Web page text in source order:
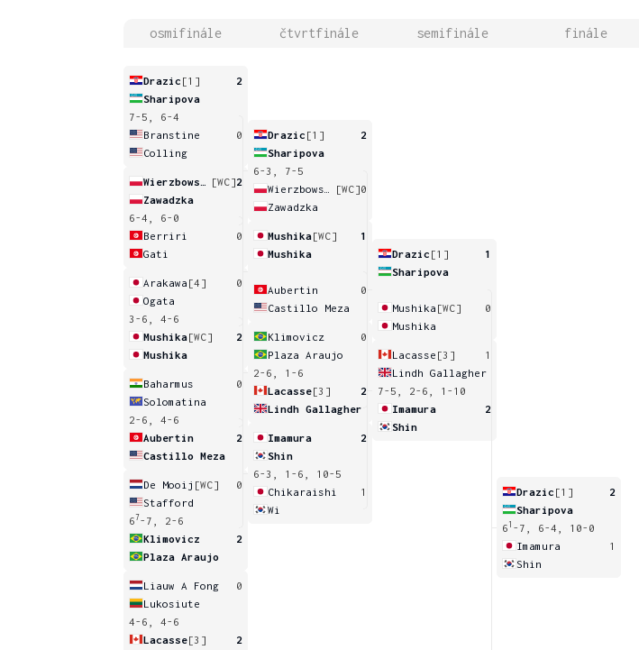
osmifinále čtvrtfinále semifinále finále
Drazic [1]
2
Sharipova
7-5, 6-4
Branstine
0
Colling
[WC]2
Zawadzka
6-4, 6-0
Berriri
0
Gati
Arakawa [4]
0
Ogata
3-6, 4-6
Mushika[WC]
2
Mushika
Baharmus
0
Solomatina
2-6, 4-6
Aubertin
2
Castillo Meza
De Mooij [WC]
0
Stafford
67-7, 2-6
Klimovicz
2
Plaza Araujo
Liauw A Fong
0
Lukosiute
4-6, 4-6
Lacasse[3]
2
Drazic [1]
2
Sharipova
6-3, 7-5
[WC]0
Zawadzka
Mushika[WC]
1
Mushika
Aubertin
0
Castillo Meza
Klimovicz
0
Plaza Araujo
2-6, 1-6
Lacasse[3]
2
Lindh Gallagher
Imamura
2
Shin
6-3, 1-6, 10-5
Chikaraishi
1
Wi
Drazic [1]
1
Sharipova
Mushika [WC]
0
Mushika
Lacasse [3]
1
Lindh Gallagher
7-5, 2-6, 1-10
Imamura
2
Shin
Drazic [1]
2
Sharipova
6 1 -7, 6-4, 10-0
Imamura
1
Shin